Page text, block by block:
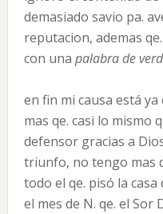
demasiado savio pa.
reputacion, ademas
con una palabra de
en fin mi causa está
mas qe. casi lo mismo
defensor gracias a
triunfo, no tengo mas
todo el qe. pisó la casa
el mes de N. qe. el Sor